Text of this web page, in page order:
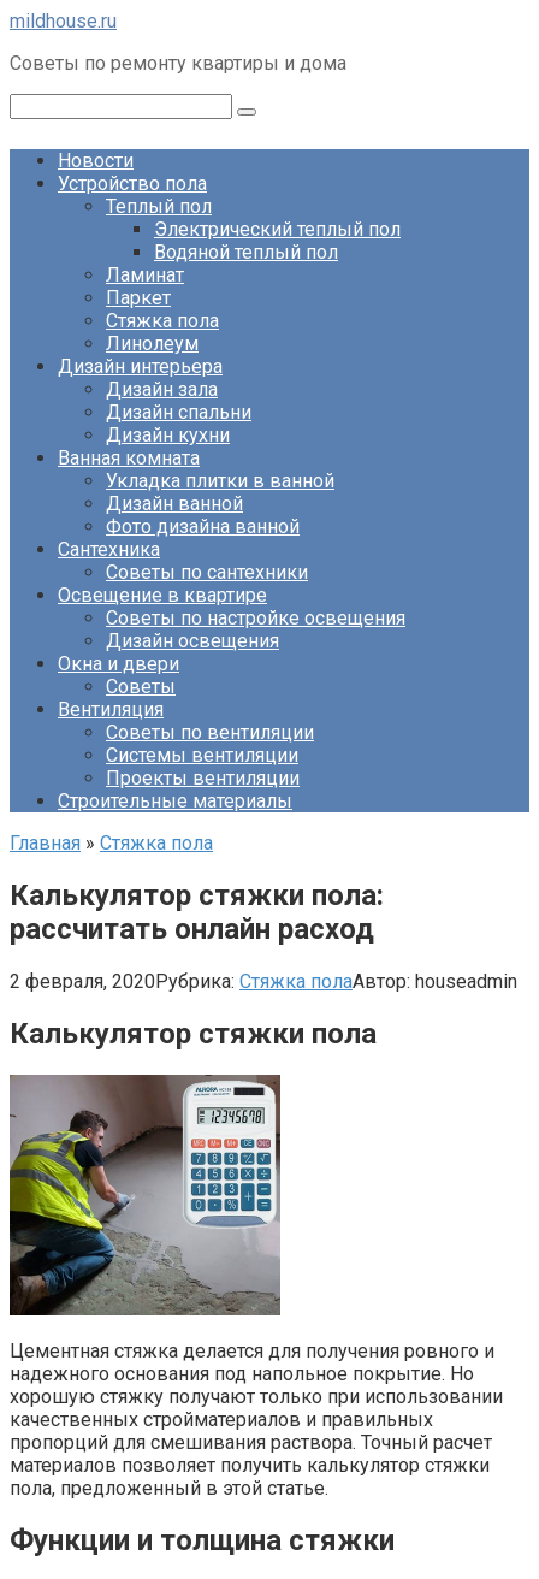
Перейти
контенту
mildhouse.ru
Советы по ремонту квартиры и дома
Новости
Устройство пола
Теплый пол
Электрический теплый пол
Водяной теплый пол
Ламинат
Паркет
Стяжка пола
Линолеум
Дизайн интерьера
Дизайн зала
Дизайн спальни
Дизайн кухни
Ванная комната
Укладка плитки в ванной
Дизайн ванной
Фото дизайна ванной
Сантехника
Советы по сантехники
Освещение в квартире
Советы по настройке освещения
Дизайн освещения
Окна и двери
Советы
Вентиляция
Советы по вентиляции
Системы вентиляции
Проекты вентиляции
Строительные материалы
Главная » Стяжка пола
Калькулятор стяжки пола:
рассчитать онлайн расход
2 февраля, 2020Рубрика: Стяжка полаАвтор: houseadmin
Калькулятор стяжки пола
Цементная стяжка делается для получения ровного и
надежного основания под напольное покрытие. Но
хорошую стяжку получают только при использовании
качественных стройматериалов и правильных
пропорций для смешивания раствора. Точный расчет
материалов позволяет получить калькулятор стяжки
пола, предложенный в этой статье.
Функции и толщина стяжки